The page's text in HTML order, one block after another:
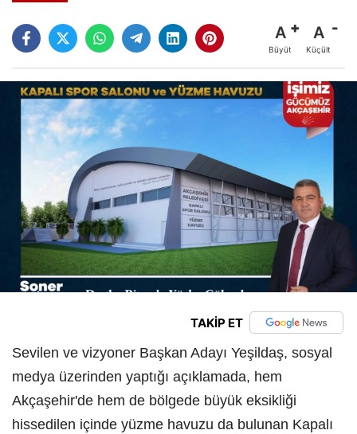
A
Büyüt
A
Küçült
TAKİP ET
Sevilen ve vizyoner Başkan Adayı Yeşildaş, sosyal
medya üzerinden yaptığı açıklamada, hem
Akçaşehir'de hem de bölgede büyük eksikliği
hissedilen içinde yüzme havuzu da bulunan Kapalı